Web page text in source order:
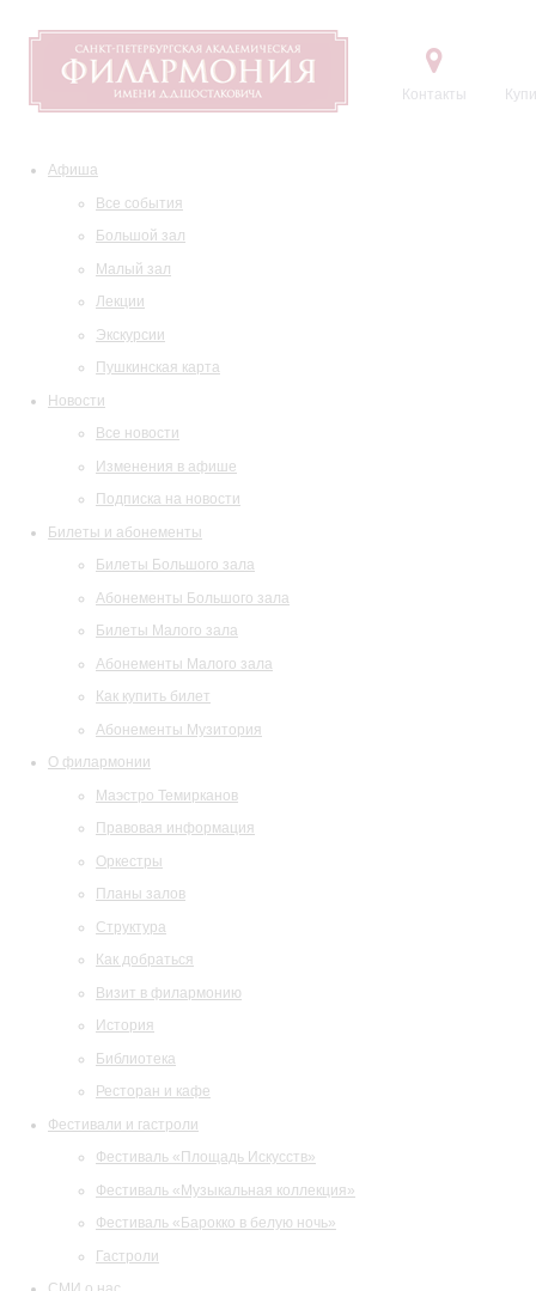
Контакты
Афиша
Все события
Большой зал
Малый зал
Лекции
Экскурсии
Пушкинская карта
Новости
Все новости
Изменения в афише
Подписка на новости
Билеты и абонементы
Билеты Большого зала
Абонементы Большого зала
Билеты Малого зала
Абонементы Малого зала
Как купить билет
Абонементы Музитория
О филармонии
Маэстро Темирканов
Правовая информация
Оркестры
Планы залов
Структура
Как добраться
Визит в филармонию
История
Библиотека
Ресторан и кафе
Фестивали и гастроли
Фестиваль «Площадь Искусств»
Фестиваль «Музыкальная коллекция»
Фестиваль «Барокко в белую ночь»
Гастроли